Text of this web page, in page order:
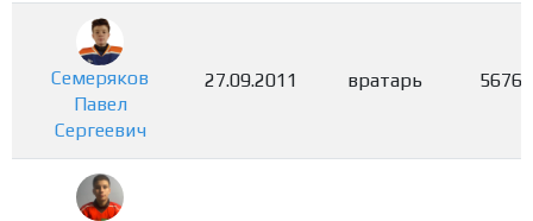
Семеряков
Павел
Сергеевич
27.09.2011 вратарь 5676